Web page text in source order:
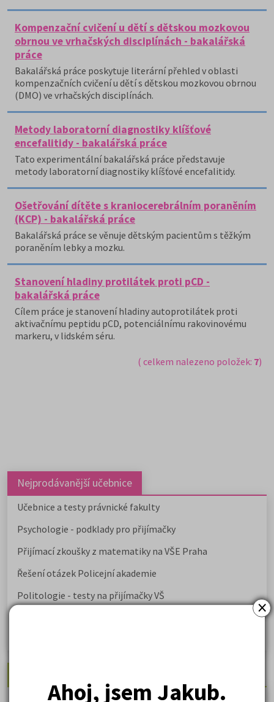
×
Ahoj, jsem Jakub.
Kompenzační cvičení u dětí s dětskou mozkovou
obrnou ve vrhačských disciplínách - bakalářská
práce
Bakalářská práce poskytuje literární přehled v oblasti
kompenzačních cvičení u dětí s dětskou mozkovou obrnou
(DMO) ve vrhačských disciplínách.
Metody laboratorní diagnostiky klíšťové
encefalitidy - bakalářská práce
Tato experimentální bakalářská práce představuje
metody laboratorní diagnostiky klíšťové encefalitidy.
Ošetřování dítěte s kraniocerebrálním poraněním
(KCP) - bakalářská práce
Bakalářská práce se věnuje dětským pacientům s těžkým
poraněním lebky a mozku.
Stanovení hladiny protilátek proti pCD -
bakalářská práce
Cílem práce je stanovení hladiny autoprotilátek proti
aktivačnímu peptidu pCD, potenciálnímu rakovinovému
markeru, v lidském séru.
( celkem nalezeno položek: 7)
Nejprodávanější učebnice
Učebnice a testy právnické fakulty
Psychologie - podklady pro přijímačky
Přijímací zkoušky z matematiky na VŠE Praha
Řešení otázek Policejní akademie
Politologie - testy na přijímačky VŠ
Právnické fakulty